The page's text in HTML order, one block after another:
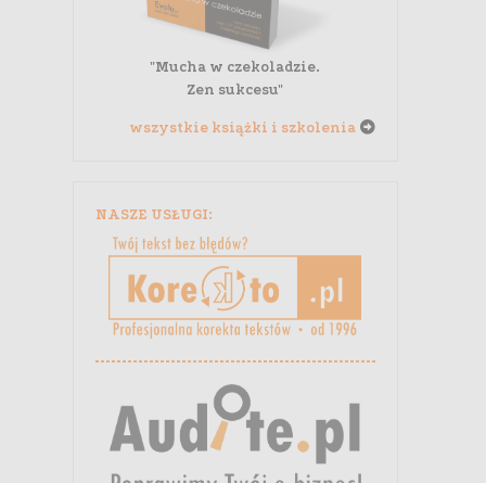
"Mucha w czekoladzie.
Zen sukcesu"
wszystkie książki i szkolenia
NASZE USŁUGI: